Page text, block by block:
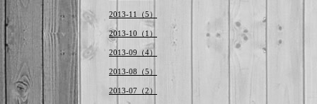
2013-11（5）
2013-10（1）
2013-09（4）
2013-08（5）
2013-07（2）